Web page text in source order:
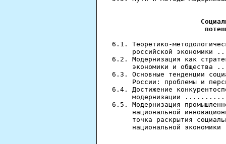
6.1. Теоретико-
российской экономики
6.2. Модернизация как
экономики и общества
6.3. Основные тенденции
России: проблемы и
6.4. Достижение
модернизации
6.5. Модернизация
национальной
точка раскрытия
национальной экономики